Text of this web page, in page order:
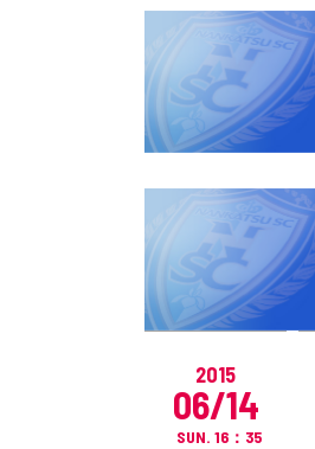
2015
06/14
SUN. 16：35